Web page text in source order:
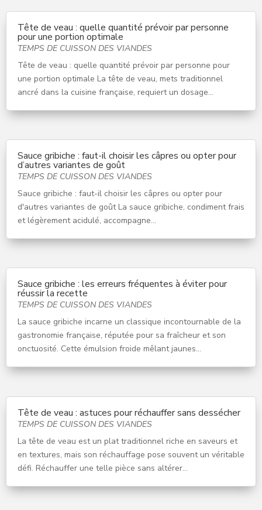
Tête de veau : quelle quantité prévoir par personne
pour une portion optimale
TEMPS DE CUISSON DES VIANDES
Tête de veau : quelle quantité prévoir par personne pour
une portion optimale La tête de veau, mets traditionnel
ancré dans la cuisine française, requiert un dosage...
Sauce gribiche : faut-il choisir les câpres ou opter pour
d’autres variantes de goût
TEMPS DE CUISSON DES VIANDES
Sauce gribiche : faut-il choisir les câpres ou opter pour
d'autres variantes de goût La sauce gribiche, condiment frais
et légèrement acidulé, accompagne...
Sauce gribiche : les erreurs fréquentes à éviter pour
réussir la recette
TEMPS DE CUISSON DES VIANDES
La sauce gribiche incarne un classique incontournable de la
gastronomie française, réputée pour sa fraîcheur et son
onctuosité. Cette émulsion froide mêlant jaunes...
Tête de veau : astuces pour réchauffer sans dessécher
TEMPS DE CUISSON DES VIANDES
La tête de veau est un plat traditionnel riche en saveurs et
en textures, mais son réchauffage pose souvent un véritable
défi. Réchauffer une telle pièce sans altérer...